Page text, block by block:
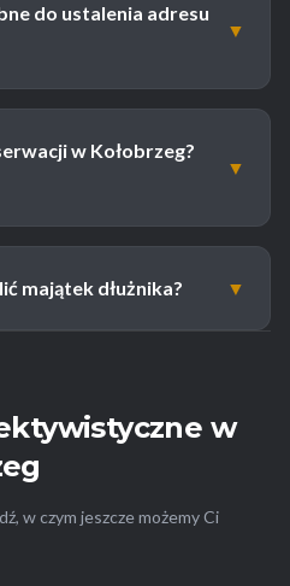
do ustalenia adresu
▼
w Kołobrzeg?
▼
majątek dłużnika? ▼
w
w czym jeszcze możemy Ci